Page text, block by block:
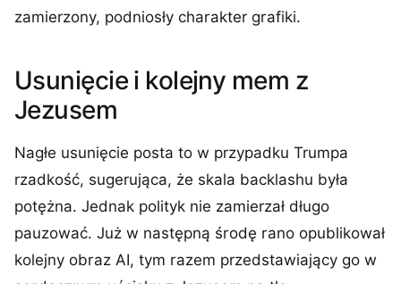
zamierzony, podniosły charakter grafiki.
Usunięcie i kolejny mem z
Jezusem
Nagłe usunięcie posta to w przypadku Trumpa
rzadkość, sugerująca, że skala backlashu była
potężna. Jednak polityk nie zamierzał długo
pauzować. Już w następną środę rano opublikował
kolejny obraz AI, tym razem przedstawiający go w